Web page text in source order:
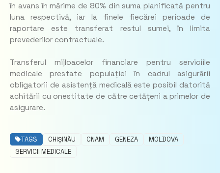
în avans în mărime de 80% din suma planificată pentru
luna respectivă, iar la finele fiecărei perioade de
raportare este transferat restul sumei, în limita
prevederilor contractuale.
Transferul mijloacelor financiare pentru serviciile
medicale prestate populației în cadrul asigurării
obligatorii de asistență medicală este posibil datorită
achitării cu onestitate de către cetățeni a primelor de
asigurare.
TAGS CHIȘINĂU CNAM GENEZA
MOLDOVA
SERVICII MEDICALE